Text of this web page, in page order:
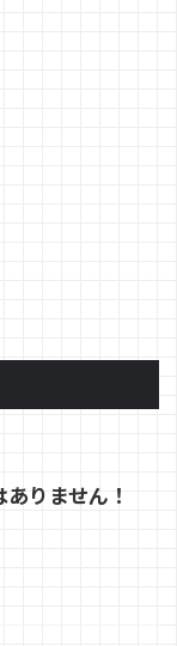
りません！